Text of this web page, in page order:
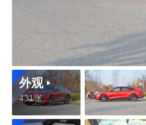
外观
431张